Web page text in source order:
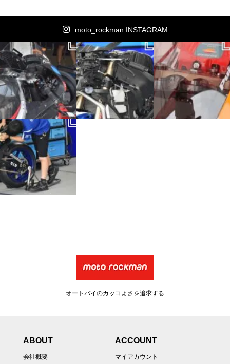
moto_rockman.INSTAGRAM
オートバイのカッコよさを追求する
ABOUT
会社概要
ACCOUNT
マイアカウント